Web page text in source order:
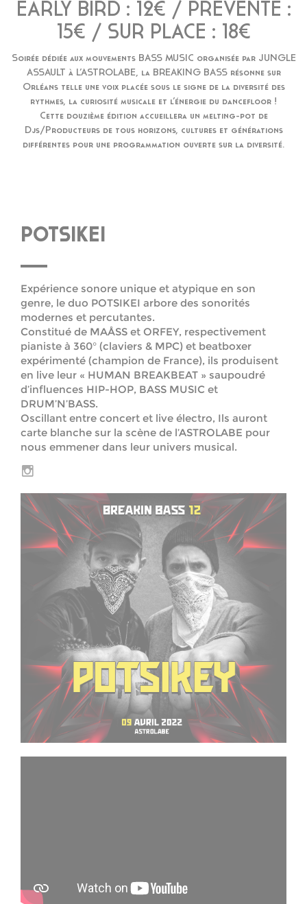
EARLY BIRD : 12€ / PRÉVENTE :
15€ / SUR PLACE : 18€
Soirée dédiée aux mouvements BASS MUSIC organisée par JUNGLE
ASSAULT à L’ASTROLABE, la BREAKING BASS résonne sur
Orléans telle une voix placée sous le signe de la diversité des
rythmes, la curiosité musicale et l’énergie du dancefloor !
Cette douzième édition accueillera un melting-pot de
Djs/Producteurs de tous horizons, cultures et générations
différentes pour une programmation ouverte sur la diversité.
POTSIKEI
Expérience sonore unique et atypique en son
genre, le duo POTSIKEI arbore des sonorités
modernes et percutantes.
Constitué de MAÅSS et ORFEY, respectivement
pianiste à 360° (claviers & MPC) et beatboxer
expérimenté (champion de France), ils produisent
en live leur « HUMAN BREAKBEAT » saupoudré
d’influences HIP-HOP, BASS MUSIC et
DRUM’N’BASS.
Oscillant entre concert et live électro, Ils auront
carte blanche sur la scène de l’ASTROLABE pour
nous emmener dans leur univers musical.